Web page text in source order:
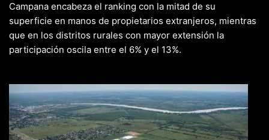
Campana encabeza el ranking con la mitad de su
superficie en manos de propietarios extranjeros, mientras
que en los distritos rurales con mayor extensión la
participación oscila entre el 6% y el 13%.